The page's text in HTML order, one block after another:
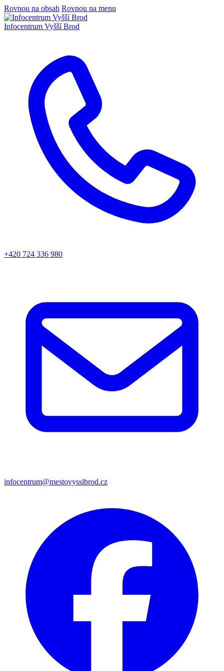
Rovnou na obsah Rovnou na menu
Infocentrum Vyšší Brod
+420 724 336 980
infocentrum@mestovyssibrod.cz